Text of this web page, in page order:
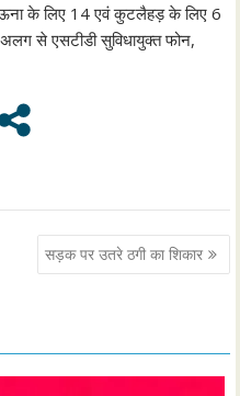
के लिए 14 एवं कुटलैहड़ के लिए 6
से एसटीडी सुविधायुक्त फोन,
सड़क पर उतरे ठगी का शिकार